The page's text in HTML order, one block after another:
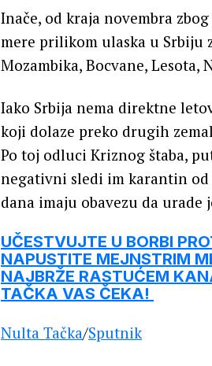
Inače, od kraja novembra
mere prilikom ulaska u Srbiju
Mozambika, Bocvane, Lesota,
Iako Srbija nema direktne
koji dolaze preko drugih
Po toj odluci Kriznog štaba,
negativni sledi im karantin od
dana imaju obavezu da urade
UČESTVUJTE U BORBI
NAPUSTITE MEJNSTRIM
NAJBRŽE RASTUĆEM
TAČKA VAS ČEKA!
Nulta Tačka/Sputnik